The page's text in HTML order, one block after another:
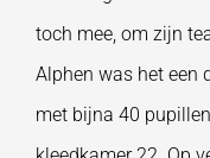
toch mee, om zijn
Alphen was het een
met bijna 40